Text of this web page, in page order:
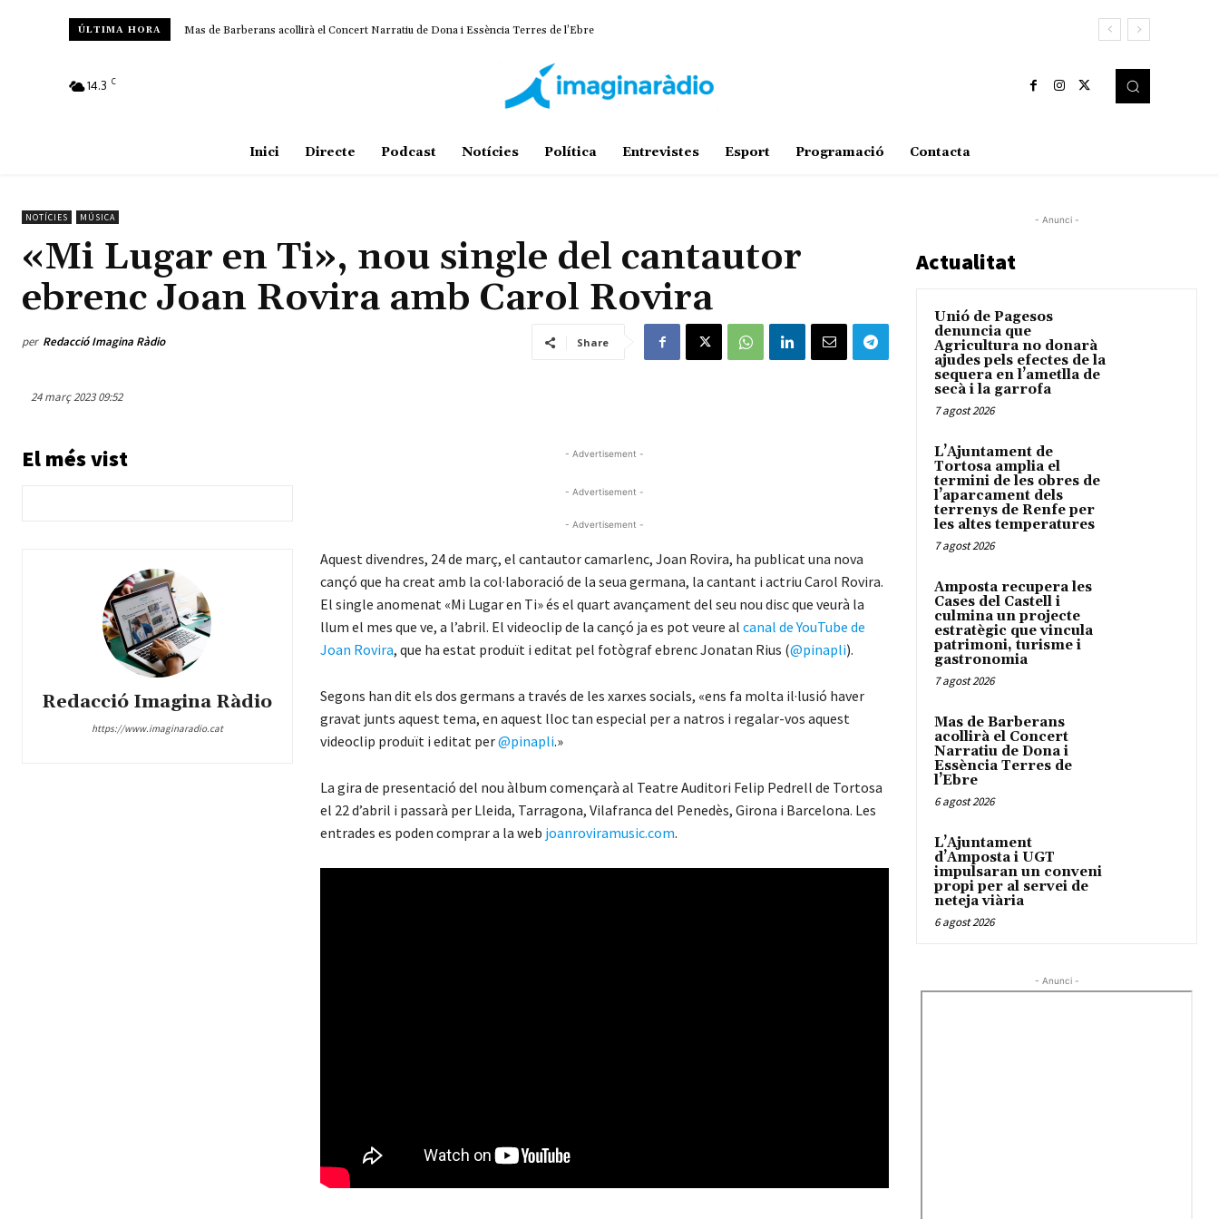
ÚLTIMA HORA Mas de Barberans acollirà el Concert Narratiu de Dona i Essència Terres de l’Ebre
L’Ajuntament d’Amposta i UGT impulsaran un conveni propi per al servei de neteja viària
14.3 C
Inici Directe Podcast Notícies Política Entrevistes Esport Programació Contacta
NOTÍCIES MÚSICA
«Mi Lugar en Ti», nou single del cantautor
ebrenc Joan Rovira amb Carol Rovira
per Redacció Imagina Ràdio Share
24 març 2023 09:52
El més vist
Redacció Imagina Ràdio
https://www.imaginaradio.cat
- Advertisement -
- Advertisement -
- Advertisement -
Aquest divendres, 24 de març, el cantautor camarlenc, Joan Rovira, ha publicat una nova
cançó que ha creat amb la col·laboració de la seua germana, la cantant i actriu Carol Rovira.
El single anomenat «Mi Lugar en Ti» és el quart avançament del seu nou disc que veurà la
llum el mes que ve, a l’abril. El videoclip de la cançó ja es pot veure al canal de YouTube de
Joan Rovira, que ha estat produït i editat pel fotògraf ebrenc Jonatan Rius (@pinapli).
Segons han dit els dos germans a través de les xarxes socials, «ens fa molta il·lusió haver
gravat junts aquest tema, en aquest lloc tan especial per a natros i regalar-vos aquest
videoclip produït i editat per@pinapli.»
La gira de presentació del nou àlbum començarà al Teatre Auditori Felip Pedrell de Tortosa
el 22 d’abril i passarà per Lleida, Tarragona, Vilafranca del Penedès, Girona i Barcelona. Les
entrades es poden comprar a la web joanroviramusic.com.
- Anunci -
Actualitat
Unió de Pagesos
denuncia que
Agricultura no donarà
ajudes pels efectes de la
sequera en l’ametlla de
secà i la garrofa
7 agost 2026
L’Ajuntament de
Tortosa amplia el
termini de les obres de
l’aparcament dels
terrenys de Renfe per
les altes temperatures
7 agost 2026
Amposta recupera les
Cases del Castell i
culmina un projecte
estratègic que vincula
patrimoni, turisme i
gastronomia
7 agost 2026
Mas de Barberans
acollirà el Concert
Narratiu de Dona i
Essència Terres de
l’Ebre
6 agost 2026
L’Ajuntament
d’Amposta i UGT
impulsaran un conveni
propi per al servei de
neteja viària
6 agost 2026
- Anunci -